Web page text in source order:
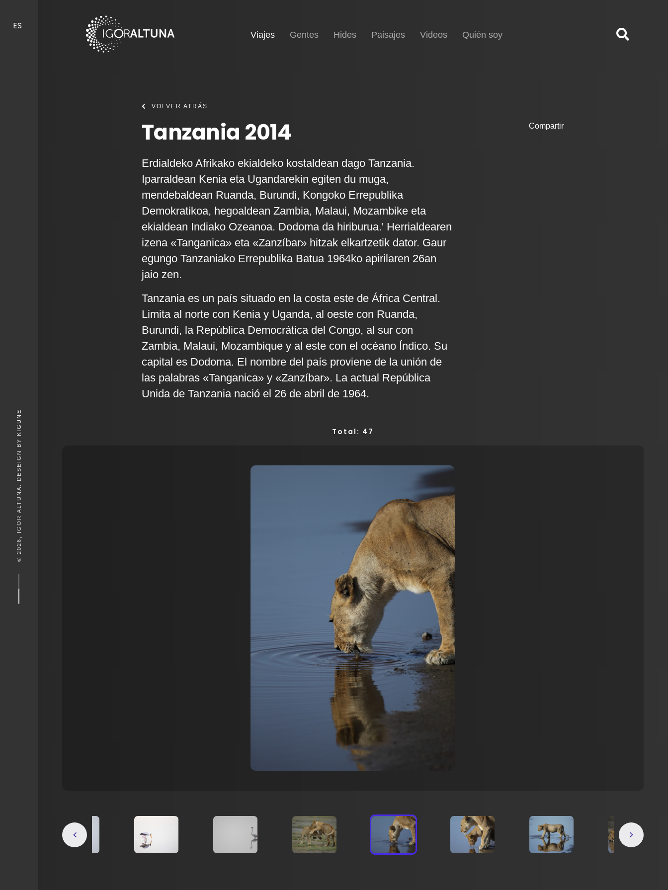
ES
© 2026, IGOR ALTUNA. DESEIGN BY
KIGUNE
Inicio
Viajes(current)
Gentes Hides Paisajes Videos Quién soy
VOLVER ATRÁS
Tanzania 2014
Erdialdeko Afrikako ekialdeko kostaldean dago Tanzania.
Iparraldean Kenia eta Ugandarekin egiten du muga,
mendebaldean Ruanda, Burundi, Kongoko Errepublika
Demokratikoa, hegoaldean Zambia, Malaui, Mozambike eta
ekialdean Indiako Ozeanoa. Dodoma da hiriburua.' Herrialdearen
izena «Tanganica» eta «Zanzíbar» hitzak elkartzetik dator. Gaur
egungo Tanzaniako Errepublika Batua 1964ko apirilaren 26an
jaio zen.
Tanzania es un país situado en la costa este de África Central.
Limita al norte con Kenia y Uganda, al oeste con Ruanda,
Burundi, la República Democrática del Congo, al sur con
Zambia, Malaui, Mozambique y al este con el océano Índico. Su
capital es Dodoma. El nombre del país proviene de la unión de
las palabras «Tanganica» y «Zanzíbar». La actual República
Unida de Tanzania nació el 26 de abril de 1964.
Compartir
Total: 47